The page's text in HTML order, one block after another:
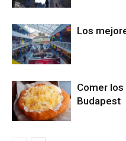
Los
Comer
Budapest